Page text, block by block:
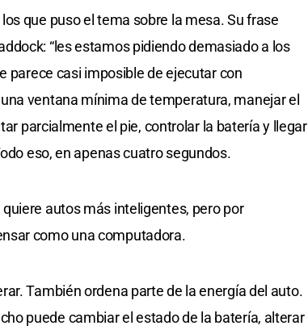
que puso el tema sobre la mesa. Su frase
“les estamos pidiendo demasiado a los
parece casi imposible de ejecutar con
ventana mínima de temperatura, manejar el
parcialmente el pie, controlar la batería y llegar
eso, en apenas cuatro segundos.
quiere autos más inteligentes, pero por
como una computadora.
También ordena parte de la energía del auto.
puede cambiar el estado de la batería, alterar